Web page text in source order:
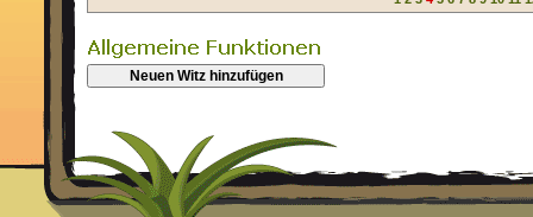
Neuen Witz hinzufügen